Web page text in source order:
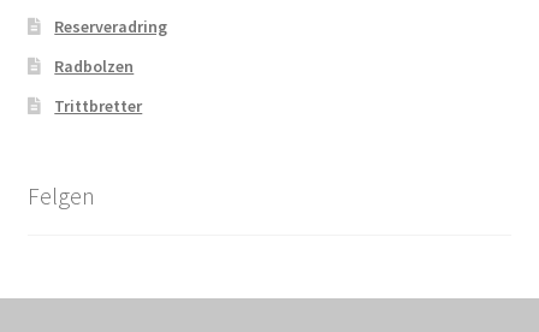
Reserveradring
Radbolzen
Trittbretter
Felgen